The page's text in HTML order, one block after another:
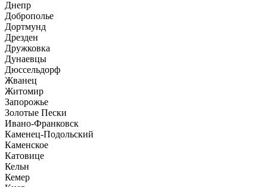
Днепр
Доброполье
Дортмунд
Дрезден
Дружковка
Дунаевцы
Дюссельдорф
Жванец
Житомир
Запорожье
Золотые Пески
Ивано-Франковск
Каменец-Подольский
Каменское
Катовице
Кельн
Кемер